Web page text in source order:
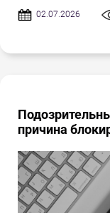
02.07.2026
причина